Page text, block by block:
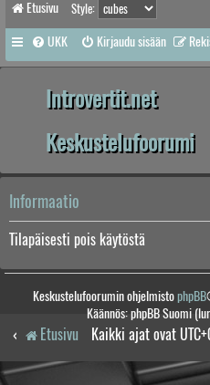
Etusivu Style:
UKK Kirjaudu sisään
Introvertit.net
Keskustelufoorumi
Informaatio
Tilapäisesti pois käytöstä
Keskustelufoorumin ohjelmistophpBB
Käännös: phpBB Suomi
Etusivu Kaikki ajat ovat